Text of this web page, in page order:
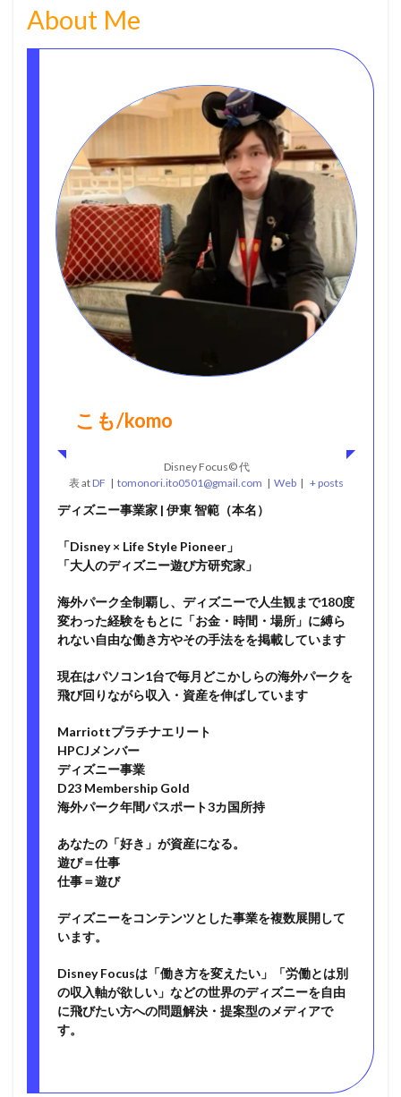
About Me
こも/komo
Disney Focus©︎ 代
表at DF | tomonori.ito0501@gmail.com | Web | + posts
ディズニー事業家 | 伊東 智範（本名）
「Disney × Life Style Pioneer」
「大人のディズニー遊び方研究家」
海外パーク全制覇し、ディズニーで人生観まで180度
変わった経験をもとに「お金・時間・場所」に縛ら
れない自由な働き方やその手法をを掲載しています
現在はパソコン1台で毎月どこかしらの海外パークを
飛び回りながら収入・資産を伸ばしています
Marriottプラチナエリート
HPCJメンバー
ディズニー事業
D23 Membership Gold
海外パーク年間パスポート3カ国所持
あなたの「好き」が資産になる。
遊び＝仕事
仕事＝遊び
ディズニーをコンテンツとした事業を複数展開して
います。
Disney Focusは「働き方を変えたい」「労働とは別
の収入軸が欲しい」などの世界のディズニーを自由
に飛びたい方への問題解決・提案型のメディアで
す。